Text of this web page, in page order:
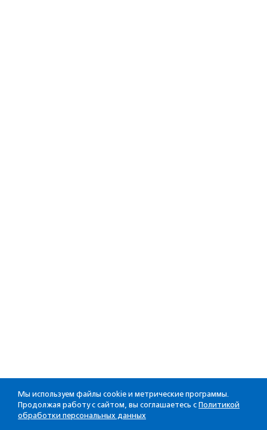
Мы используем файлы cookie и метрические программы.
Продолжая работу с сайтом, вы соглашаетесь с Политикой
обработки персональных данных